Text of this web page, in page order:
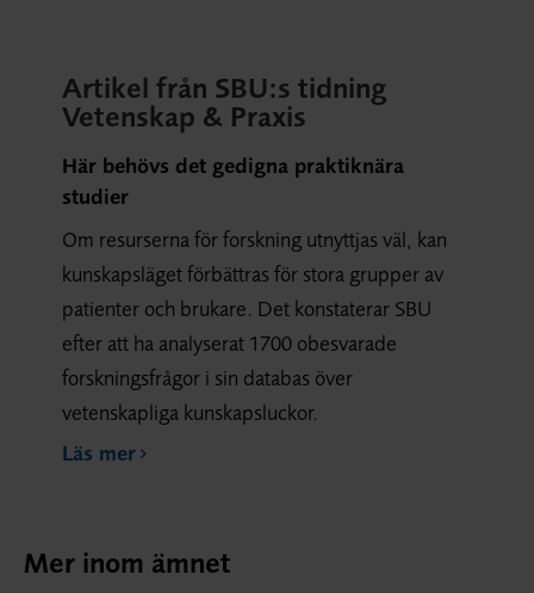
Artikel från SBU:s tidning
Vetenskap & Praxis
Här behövs det gedigna praktiknära
studier
Om resurserna för forskning utnyttjas väl, kan
kunskapsläget förbättras för stora grupper av
patienter och brukare. Det konstaterar SBU
efter att ha analyserat 1700 obesvarade
forskningsfrågor i sin databas över
vetenskapliga kunskapsluckor.
Läs mer
Mer inom ämnet